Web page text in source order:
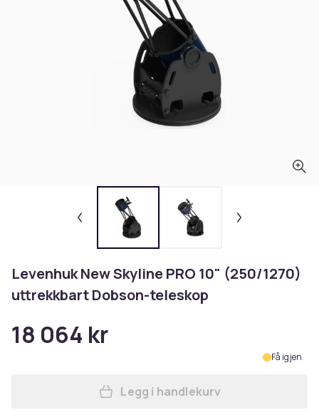
Levenhuk New Skyline PRO 10" (250/1270)
uttrekkbart Dobson-teleskop
18 064 kr
Få igjen
Legg Levenhuk New
Legg i handlekurv